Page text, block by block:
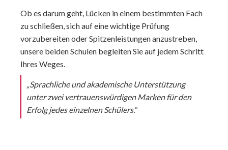
Ob es darum geht, Lücken in einem bestimmten Fach
zu schließen, sich auf eine wichtige Prüfung
vorzubereiten oder Spitzenleistungen anzustreben,
unsere beiden Schulen begleiten Sie auf jedem Schritt
Ihres Weges.
„Sprachliche und akademische Unterstützung
unter zwei vertrauenswürdigen Marken für den
Erfolg jedes einzelnen Schülers.“